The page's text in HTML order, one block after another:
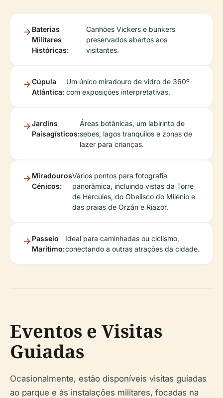
Baterias
Militares
Históricas:
Canhões Vickers e bunkers
preservados abertos aos
visitantes.
Cúpula
Atlântica:
Um único miradouro de vidro de 360º
com exposições interpretativas.
Jardins
Paisagísticos:
Áreas botânicas, um labirinto de
sebes, lagos tranquilos e zonas de
lazer para crianças.
Miradouros
Cénicos:
Vários pontos para fotografia
panorâmica, incluindo vistas da Torre
de Hércules, do Obelisco do Milénio e
das praias de Orzán e Riazor.
Passeio
Marítimo:
Ideal para caminhadas ou ciclismo,
conectando a outras atrações da cidade.
Eventos e Visitas
Guiadas
Ocasionalmente, estão disponíveis visitas guiadas
ao parque e às instalações militares, focadas na